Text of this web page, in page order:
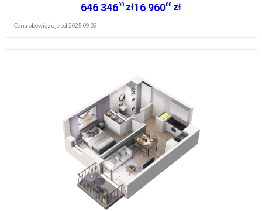
646 34600 zł16 96000 zł
Cena obowiązuje od 2025-09-09